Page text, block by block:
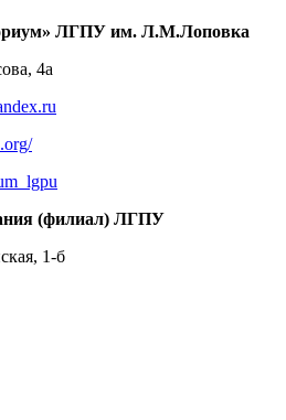
ЛГПУ им. Л.М.Лоповка
4а
(филиал) ЛГПУ
1-б